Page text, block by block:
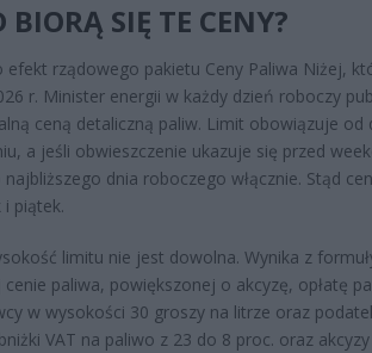
BIORĄ SIĘ TE CENY?
efekt rządowego pakietu Ceny Paliwa Niżej,
r. Minister energii w każdy dzień roboczy
ceną detaliczną paliw. Limit obowiązuje od
a jeśli obwieszczenie ukazuje się przed
najbliższego dnia roboczego włącznie. Stąd
piątek.
limitu nie jest dowolna. Wynika z
paliwa, powiększonej o akcyzę, opłatę
w wysokości 30 groszy na litrze oraz
VAT na paliwo z 23 do 8 proc. oraz